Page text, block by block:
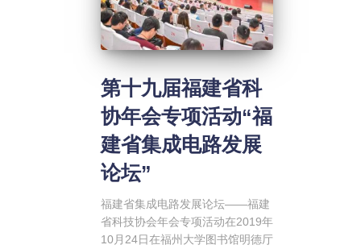
第十九届福建省科
协年会专项活动“福
建省集成电路发展
论坛”
福建省集成电路发展论坛——福建
省科技协会年会专项活动在2019年
10月24日在福州大学图书馆明德厅